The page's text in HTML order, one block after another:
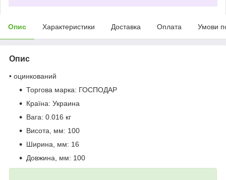
Опис Характеристики Доставка Оплата Умови
Опис
• оцинкований
Торгова марка: ГОСПОДАР
Країна: Украина
Вага: 0.016 кг
Висота, мм: 100
Ширина, мм: 16
Довжина, мм: 100